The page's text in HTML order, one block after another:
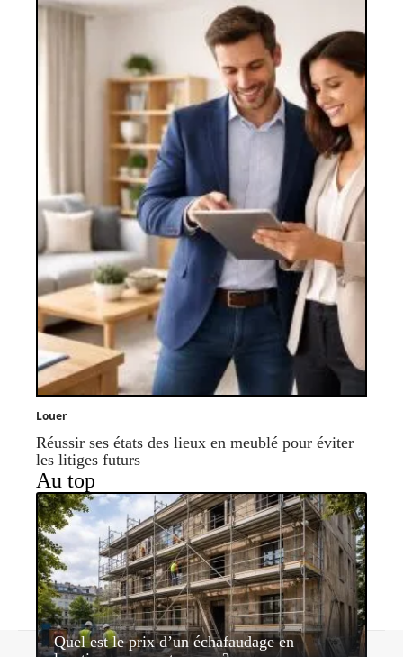
Louer
Réussir ses états des lieux en meublé pour éviter
les litiges futurs
Au top
Quel est le prix d’un échafaudage en